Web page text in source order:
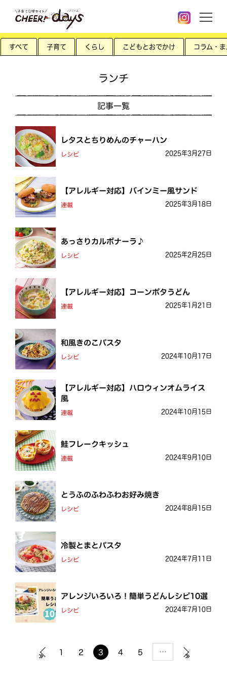
すべて 子育て くらし こどもとおでかけ コラム・
ランチ
記事一覧
レタスとちりめんのチャーハン
レシピ 2025年3月27日
【アレルギー対応】バインミー風サンド
連載 2025年3月18日
あっさりカルボナーラ♪
レシピ 2025年2月25日
【アレルギー対応】コーンポタうどん
連載 2025年1月21日
和風きのこパスタ
レシピ 2024年10月17日
【アレルギー対応】ハロウィンオムライス
風
連載 2024年10月15日
鮭フレークキッシュ
連載 2024年9月10日
とうふのふわふわお好み焼き
レシピ 2024年8月15日
冷製とまとパスタ
レシピ 2024年7月11日
アレンジいろいろ！簡単うどんレシピ10選
レシピ 2024年7月10日
1 2 3 4 5 …